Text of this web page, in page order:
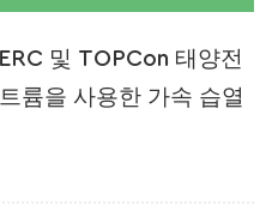
및 TOPCon 태양전
륨을 사용한 가속 습열